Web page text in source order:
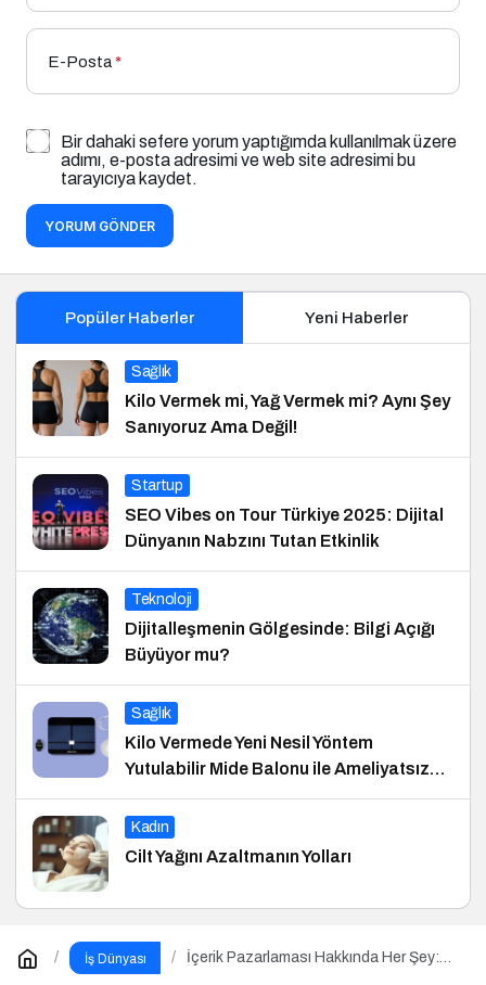
E-Posta*
Bir dahaki sefere yorum yaptığımda kullanılmak üzere
adımı, e-posta adresimi ve web site adresimi bu
tarayıcıya kaydet.
YORUM GÖNDER
Popüler Haberler Yeni Haberler
Sağlık
Kilo Vermek mi, Yağ Vermek mi? Aynı Şey
Sanıyoruz Ama Değil!
Startup
SEO Vibes on Tour Türkiye 2025: Dijital
Dünyanın Nabzını Tutan Etkinlik
Teknoloji
Dijitalleşmenin Gölgesinde: Bilgi Açığı
Büyüyor mu?
Sağlık
Kilo Vermede Yeni Nesil Yöntem
Yutulabilir Mide Balonu ile Ameliyatsız
Konforlu ve Hızlı Bir Çözüm
Kadın
Cilt Yağını Azaltmanın Yolları
İş Dünyası
İçerik Pazarlaması Hakkında Her Şey: